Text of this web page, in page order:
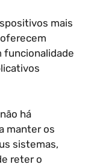
mais
funcionalidade
há
manter os
sistemas,
reter o